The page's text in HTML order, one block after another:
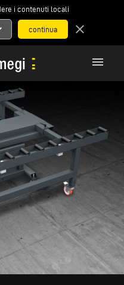
i contenuti locali
close
menu